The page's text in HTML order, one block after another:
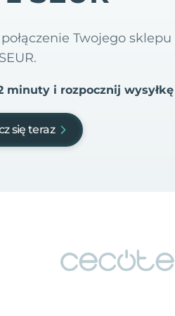
Twojego
SEUR.
minuty i rozpocznij wysyłkę
się teraz